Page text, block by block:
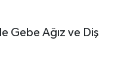
Gebe Ağız ve Diş